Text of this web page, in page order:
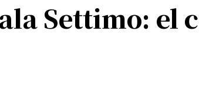
Settimo: el